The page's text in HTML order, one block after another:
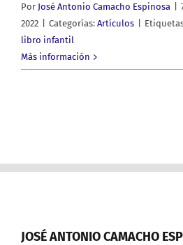
Por José Antonio Camacho Espinosa
2022
Categorías: Artículos
libro infantil
Más información
JOSÉ ANTONIO CAMACHO